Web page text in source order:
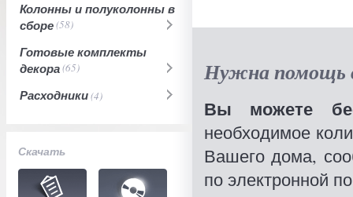
Колонны и полуколонны в
сборе(58)
Готовые комплекты
декора(65)
Расходники(4)
Скачать
Нужна помощь
Вы можете
необходимое
Вашего дома,
по электронной